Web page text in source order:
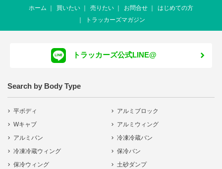
ホーム 買いたい 売りたい お問合せ
はじめての方
トラッカーズマガジン
トラッカーズ公式LINE@
Search by Body Type
平ボディ
アルミブロック
Wキャブ
アルミウィング
アルミバン
冷凍冷蔵バン
冷凍冷蔵ウィング
保冷バン
保冷ウィング
土砂ダンプ